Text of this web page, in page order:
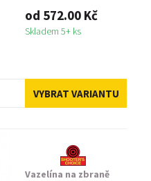
od 572.00 Kč
Skladem 5+ ks
VYBRAT VARIANTU
Vazelína na zbraně